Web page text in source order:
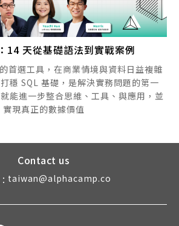
14 天從基礎語法到實戰案例
首選工具，在商業情境與資料日益複雜
穩 SQL 基礎，是解決實務問題的第一
能進一步整合思維、工具、與應用，並
實現真正的數據價值
Contact us
taiwan@alphacamp.co